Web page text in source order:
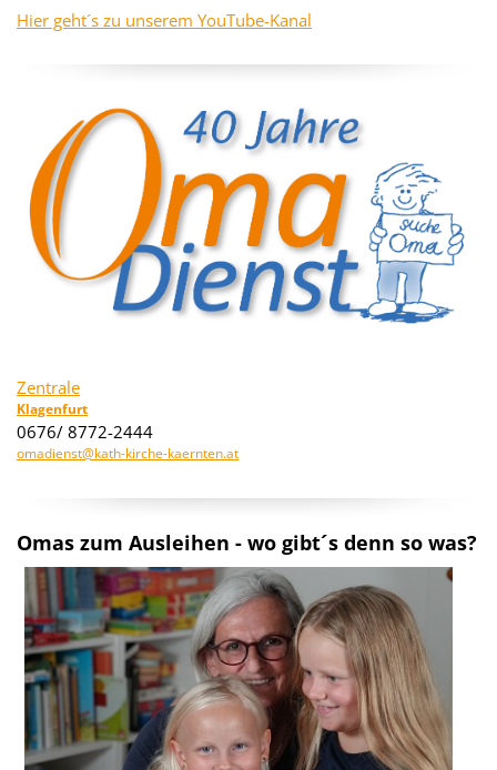
Hier geht´s zu unserem YouTube-Kanal
Zentrale
Klagenfurt
0676/ 8772-2444
omadienst@kath-kirche-kaernten.at
Omas zum Ausleihen - wo gibt´s denn so was?